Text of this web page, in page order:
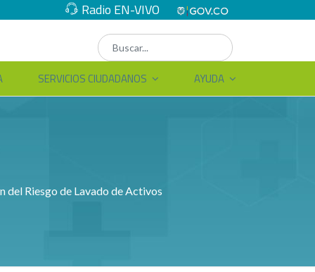
Radio EN-VIVO
SERVICIOS CIUDADANOS AYUDA
del Riesgo de Lavado de Activos